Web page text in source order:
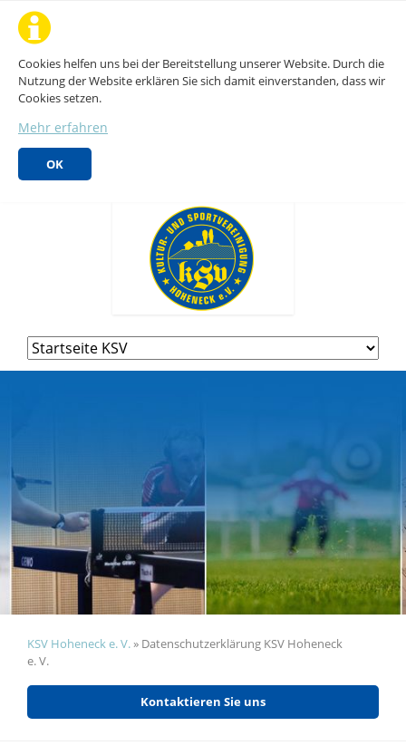
Cookies helfen uns bei der Bereitstellung unserer Website. Durch die
Nutzung der Website erklären Sie sich damit einverstanden, dass wir
Cookies setzen.
Mehr erfahren
OK
Navigation
überspringen
KSV Hoheneck e. V.» Datenschutzerklärung KSV Hoheneck
e. V.
Kontaktieren Sie uns